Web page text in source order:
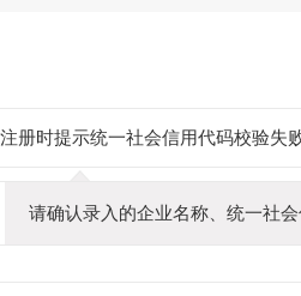
册时提示统一社会信用代码校验失
请确认录入的企业名称、统一社